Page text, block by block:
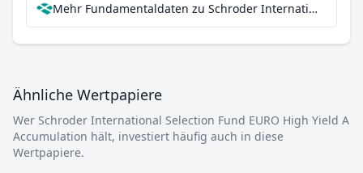
Mehr Fundamentaldaten zu Schroder International Selection Fund EURO High Yield A Accumulation bei Parqet
Ähnliche Wertpapiere
Wer Schroder International Selection Fund EURO High Yield A
Accumulation hält, investiert häufig auch in diese
Wertpapiere.